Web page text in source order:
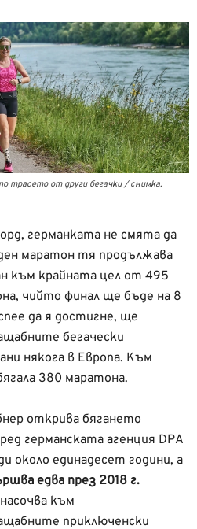
трасето от други бегачки / снимка:
германката не смята да
маратон тя продължава
към крайната цел от 495
чийто финал ще бъде на 8
да я достигне, ще
бегачески
някога в Европа. Към
380 маратона.
открива бягането
германската агенция DPA
около единадесет години, а
едва през 2018 г.
към
приключенски